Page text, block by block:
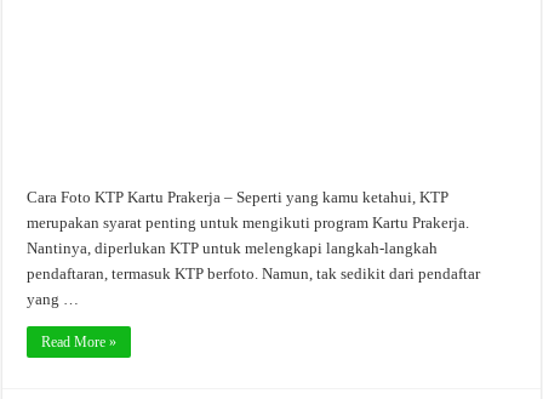
Cara Foto KTP Kartu Prakerja – Seperti yang kamu ketahui, KTP
merupakan syarat penting untuk mengikuti program Kartu Prakerja.
Nantinya, diperlukan KTP untuk melengkapi langkah-langkah
pendaftaran, termasuk KTP berfoto. Namun, tak sedikit dari pendaftar
yang …
Read More »